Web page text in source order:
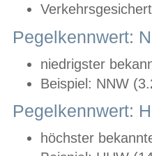
Pegelkennwert:
niedrigster
Beispiel: NNW
Pegelkennwert:
höchster